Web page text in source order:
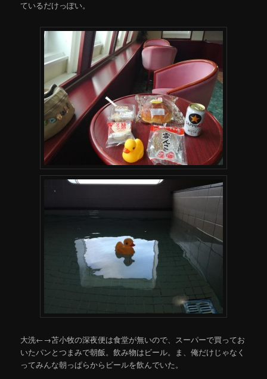
ているだけっぽい。
大洗←→苫小牧の深夜便は食堂が無いので、スーパーで買ってお
いたパンとつまみで朝飯。飲み物はビール。ま、俺だけじゃなく
ってみんな朝っぱらからビールを飲んでいた。